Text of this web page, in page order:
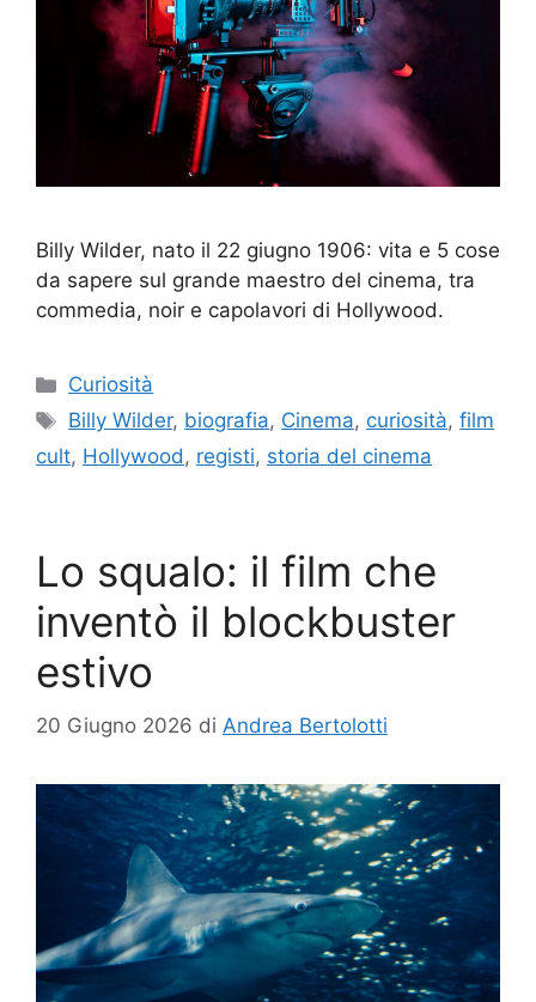
Billy Wilder, nato il 22 giugno 1906: vita e 5 cose
da sapere sul grande maestro del cinema, tra
commedia, noir e capolavori di Hollywood.
Categorie
Curiosità
Tag
Billy Wilder, biografia, Cinema, curiosità,film
cult, Hollywood, registi, storia del cinema
Lo squalo: il film che
inventò il blockbuster
estivo
20 Giugno 2026 di Andrea Bertolotti